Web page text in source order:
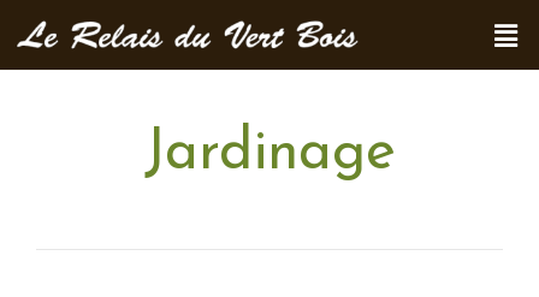
Jardinage